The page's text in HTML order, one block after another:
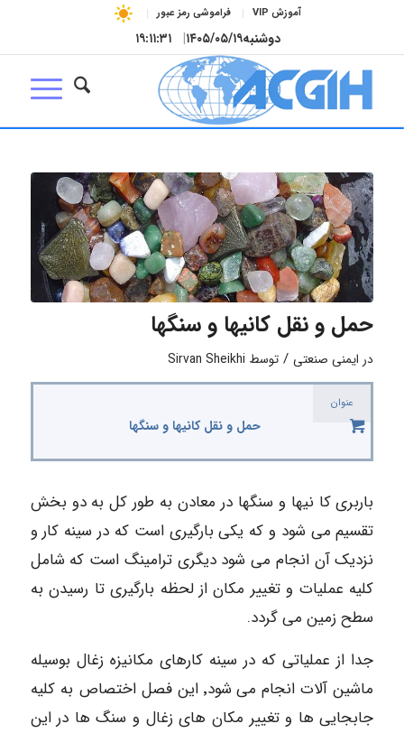
آموزش VIP فراموشی رمز عبور
دوشنبه۱۴۰۵/۰۵/۱۹| ۱۹:۱۱:۳۱
حمل و نقل کانیها و سنگها
در ایمنی صنعتی / توسط Sirvan Sheikhi
عنوان
حمل و نقل کانیها و سنگها
باربری کا نیها و سنگها در معادن به طور کل به دو بخش
تقسیم می شود و که یکی بارگیری است که در سینه کار و
نزدیک آن انجام می شود دیگری ترامینگ است که شامل
کلیه عملیات و تغییر مکان از لحظه بارگیری تا رسیدن به
سطح زمین می گردد.
جدا از عملیاتی که در سینه کارهای مکانیزه زغال بوسیله
ماشین آلات انجام می شود٬ این فصل اختصاص به کلیه
جابجایی ها و تغییر مکان های زغال و سنگ ها در این